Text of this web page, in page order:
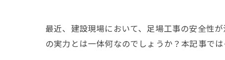
最近、建設現場において、足場工事の安全性
の実力とは一体何なのでしょうか？本記事で